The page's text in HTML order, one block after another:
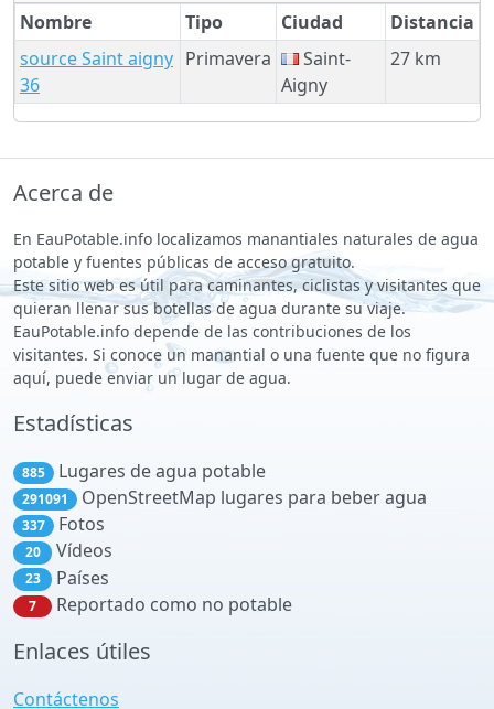
Nombre Tipo Ciudad
Distancia
source Saint aigny
36
Primavera
Saint-
Aigny
27 km
Acerca de
En EauPotable.info localizamos manantiales naturales de agua
potable y fuentes públicas de acceso gratuito.
Este sitio web es útil para caminantes, ciclistas y visitantes que
quieran llenar sus botellas de agua durante su viaje.
EauPotable.info depende de las contribuciones de los
visitantes. Si conoce un manantial o una fuente que no figura
aquí, puede enviar un lugar de agua.
Estadísticas
885 Lugares de agua potable
291091 OpenStreetMap lugares para beber agua
337 Fotos
20 Vídeos
23 Países
7 Reportado como no potable
Enlaces útiles
Contáctenos